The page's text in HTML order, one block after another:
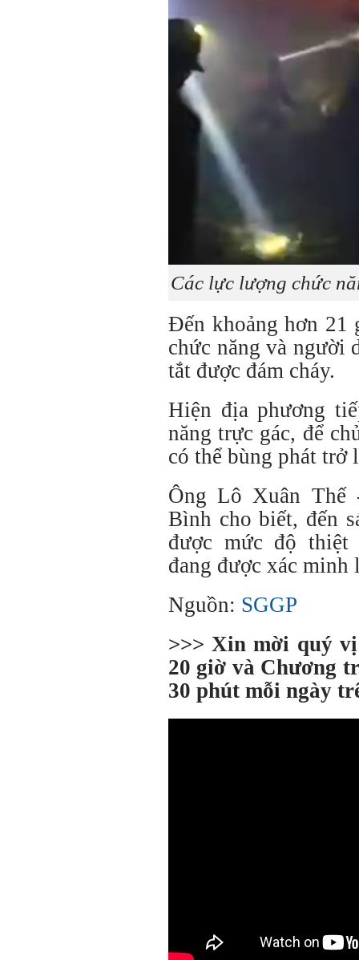
Các lực lượng chức
Đến khoảng hơn 21
chức năng và người
tắt được đám cháy.
Hiện địa phương
năng trực gác, để
có thể bùng phát trở
Ông Lô Xuân Thế
Bình cho biết, đến
được mức độ thiệt
đang được xác minh
Nguồn: SGGP
>>> Xin mời quý
20 giờ và Chương
30 phút mỗi ngày